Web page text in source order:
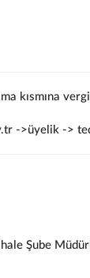
kısmına
->üyelik ->
Şube